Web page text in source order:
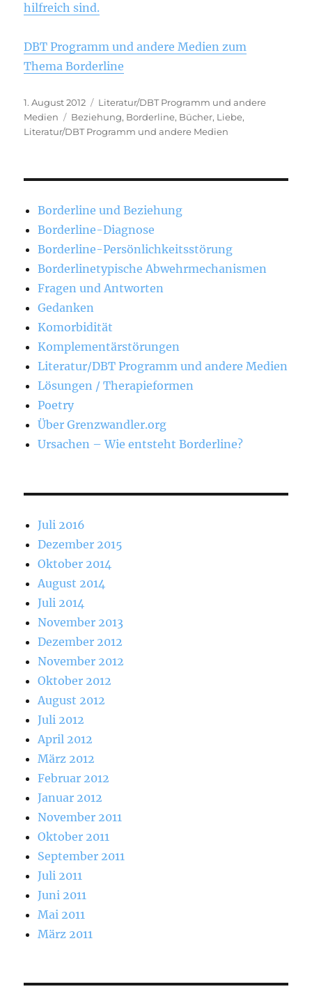
hilfreich sind.
DBT Programm und andere Medien zum
Thema Borderline
Veröffentlicht
am
1. August 2012 Kategorien
Literatur/DBT Programm und andere
Medien
Schlagwörter
Beziehung, Borderline, Bücher, Liebe,
Literatur/DBT Programm und andere Medien
Borderline und Beziehung
Borderline-Diagnose
Borderline-Persönlichkeitsstörung
Borderlinetypische Abwehrmechanismen
Fragen und Antworten
Gedanken
Komorbidität
Komplementärstörungen
Literatur/DBT Programm und andere Medien
Lösungen / Therapieformen
Poetry
Über Grenzwandler.org
Ursachen – Wie entsteht Borderline?
Juli 2016
Dezember 2015
Oktober 2014
August 2014
Juli 2014
November 2013
Dezember 2012
November 2012
Oktober 2012
August 2012
Juli 2012
April 2012
März 2012
Februar 2012
Januar 2012
November 2011
Oktober 2011
September 2011
Juli 2011
Juni 2011
Mai 2011
März 2011